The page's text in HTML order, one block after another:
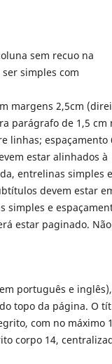
sem recuo na
simples com
margens 2,5cm
parágrafo de 1,5 cm
linhas; espaçamento
estar alinhados à
entrelinas simples e
devem estar
simples e
estar paginado. Não
português e inglês),
topo da página. O
com no máximo
corpo 14,